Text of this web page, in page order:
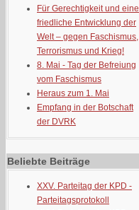
Für Gerechtigkeit und eine
friedliche Entwicklung der
Welt – gegen Faschismus,
Terrorismus und Krieg!
8. Mai - Tag der Befreiung
vom Faschismus
Heraus zum 1. Mai
Empfang in der Botschaft
der DVRK
Beliebte Beiträge
XXV. Parteitag der KPD -
Parteitagsprotokoll